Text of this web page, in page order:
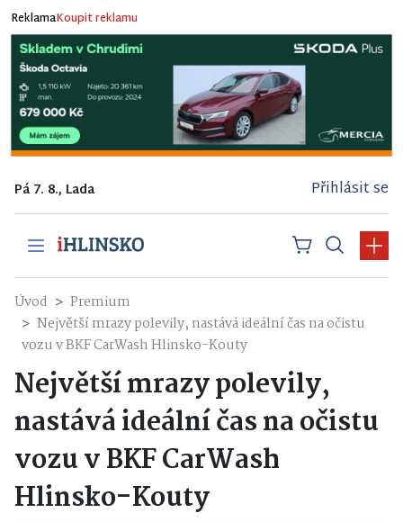
ReklamaKoupit reklamu
Pá 7. 8., Lada Přihlásit se
Úvod
Premium
Největší mrazy polevily, nastává ideální čas na očistu
vozu v BKF CarWash Hlinsko-Kouty
Největší mrazy polevily,
nastává ideální čas na očistu
vozu v BKF CarWash
Hlinsko-Kouty